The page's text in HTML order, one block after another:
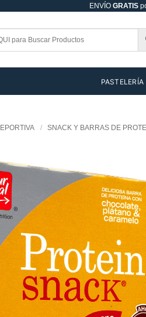
ENVÍO GRATIS
PASTELERÍA
/ SNACK Y BARRAS DE